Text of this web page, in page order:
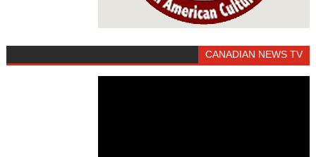
CANADIAN NEWS TV